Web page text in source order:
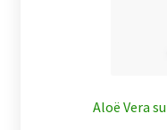
Aloë Vera